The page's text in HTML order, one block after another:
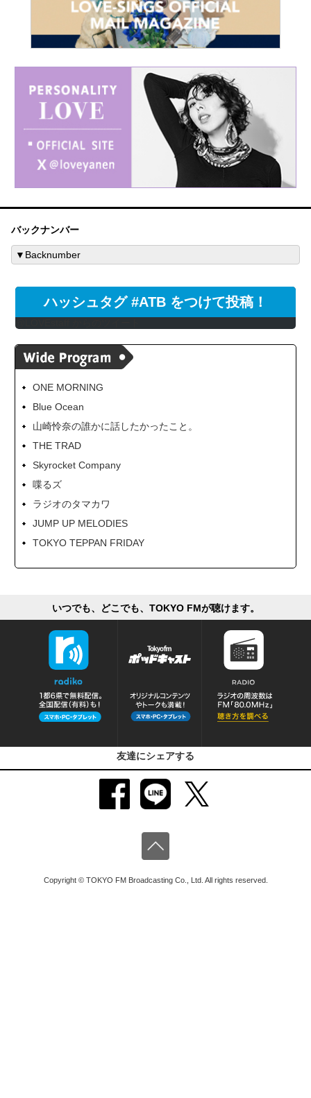
バックナンバー
ハッシュタグ #ATB をつけて投稿！
ONE MORNING
Blue Ocean
山崎怜奈の誰かに話したかったこと。
THE TRAD
Skyrocket Company
喋るズ
ラジオのタマカワ
JUMP UP MELODIES
TOKYO TEPPAN FRIDAY
いつでも、どこでも、TOKYO FMが聴けます。
友達にシェアする
Copyright © TOKYO FM Broadcasting Co., Ltd. All rights reserved.